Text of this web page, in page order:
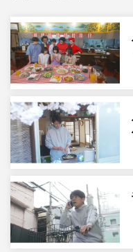
遠山千夏役を當真あみが
このたび、パパ（遠山
アップを迎えた。スタ
さん、オールアップで
ナルソングの「おべん
が。
藤木は、遠山家の居
とても大変でした（笑
それもやはり、すてき
かげだと思っています
ンバーの一員になれて